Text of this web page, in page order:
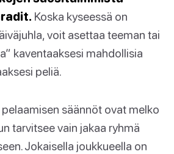
Koska kyseessä on
voit asettaa teeman tai
kaventaaksesi mahdollisia
peliä.
säännöt ovat melko
tarvitsee vain jakaa ryhmä
Jokaisella joukkueella on